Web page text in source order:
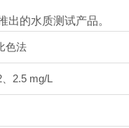
出的水质测试产品。
色法
2.5 mg/L